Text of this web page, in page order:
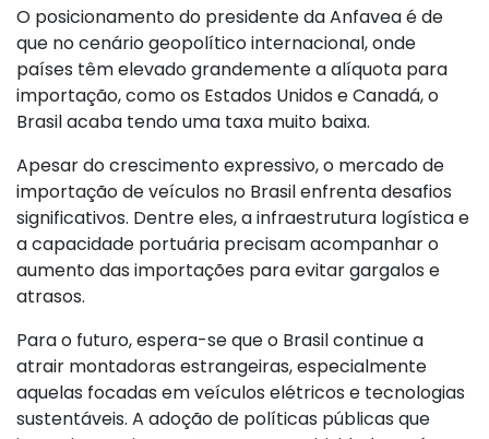
O posicionamento do presidente da Anfavea é de
que no cenário geopolítico internacional, onde
países têm elevado grandemente a alíquota para
importação, como os Estados Unidos e Canadá, o
Brasil acaba tendo uma taxa muito baixa.
Apesar do crescimento expressivo, o mercado de
importação de veículos no Brasil enfrenta desafios
significativos. Dentre eles, a infraestrutura logística e
a capacidade portuária precisam acompanhar o
aumento das importações para evitar gargalos e
atrasos.
Para o futuro, espera-se que o Brasil continue a
atrair montadoras estrangeiras, especialmente
aquelas focadas em veículos elétricos e tecnologias
sustentáveis. A adoção de políticas públicas que